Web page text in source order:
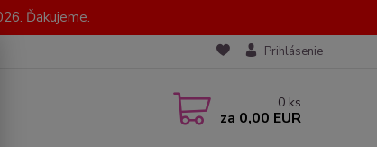
Ďakujeme.
Prihlásenie
0 ks
za 0,00 EUR